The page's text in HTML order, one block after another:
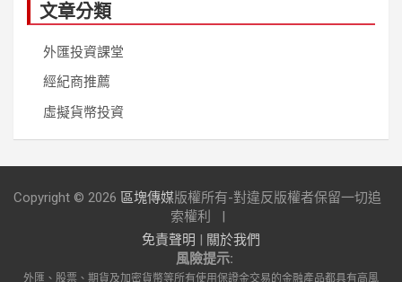
文章分類
外匯投資課堂
經紀商推薦
虛擬貨幣投資
Copyright © 2026 區塊傳媒版權所有-對違反版權者保留一切追
索權利
免責聲明 | 關於我們
風險提示:
外匯、股票、期貨及加密貨幣等所有使用保證金交易的金融產品都具有高風